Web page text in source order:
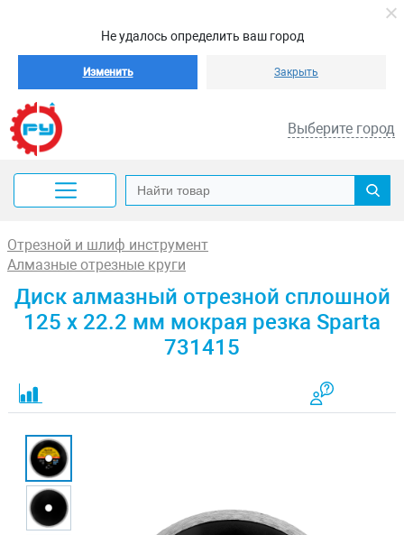
Не удалось определить ваш город
Изменить Закрыть
Выберите город
Отрезной и шлиф инструмент
Алмазные отрезные круги
Диск алмазный отрезной сплошной
125 х 22.2 мм мокрая резка Sparta
731415